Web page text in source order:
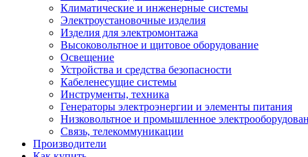
Климатические и инженерные системы
Электроустановочные изделия
Изделия для электромонтажа
Высоковольтное и щитовое оборудование
Освещение
Устройства и средства безопасности
Кабеленесущие системы
Инструменты, техника
Генераторы электроэнергии и элементы питания
Низковольтное и промышленное
Связь, телекоммуникации
Производители